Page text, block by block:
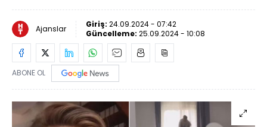
Ajanslar Giriş: 24.09.2024 - 07:42
Güncelleme: 25.09.2024 - 10:08
ABONE OL